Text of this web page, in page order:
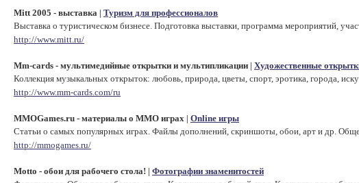
Mitt 2005 - выставка Туризм для профессионалов
Выставка о туристическом бизнесе. Подготовка выставки, программа мероприятий,
http://www.mitt.ru/
Mm-cards - мультимедийные открытки и мультипликации Художественные
Коллекция музыкальных открыток: любовь, природа, цветы, спорт, эротика, города,
http://www.mm-cards.com/ru
MMOGames.ru - материалы о MMO играх Online игры
Статьи о самых популярных играх. Файлы дополнений, скриншоты, обои, арт и др.
http://mmogames.ru/
Motto - обои для рабочего стола! Фотографии знаменитостей